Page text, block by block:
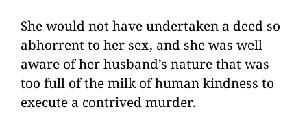
She would not have undertaken a deed so
abhorrent to her sex, and she was well
aware of her husband’s nature that was
too full of the milk of human kindness to
execute a contrived murder.